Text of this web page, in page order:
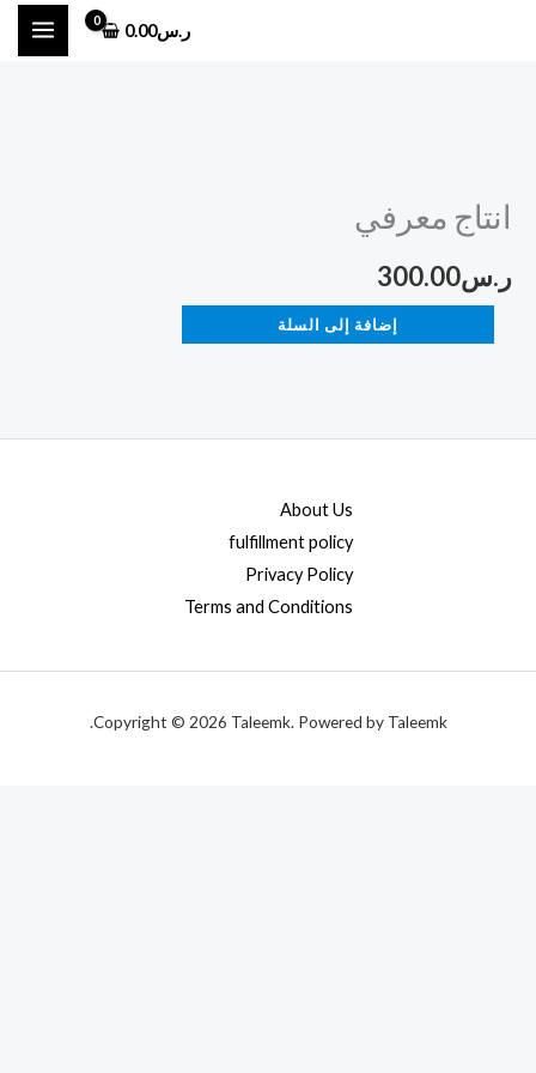
ر.س0.00
انتاج معرفي
ر.س300.00
معرفي
إضافة إلى السلة
About Us
fulfillment policy
Privacy Policy
Terms and Conditions
Copyright © 2026 Taleemk. Powered by Taleemk.